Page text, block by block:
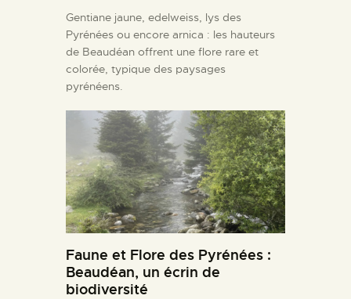
Gentiane jaune, edelweiss, lys des
Pyrénées ou encore arnica : les hauteurs
de Beaudéan offrent une flore rare et
colorée, typique des paysages
pyrénéens.
Faune et Flore des Pyrénées :
Beaudéan, un écrin de
biodiversité